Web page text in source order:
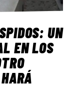
UN
EN LOS